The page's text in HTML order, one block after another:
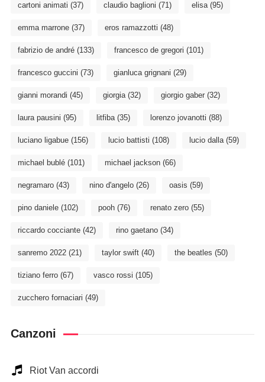
cartoni animati (37) claudio baglioni (71) elisa(95)
emma marrone(37) eros ramazzotti (48)
fabrizio de andré(133) francesco de gregori (101)
francesco guccini (73) gianluca grignani (29)
gianni morandi (45) giorgia(32) giorgio gaber(32)
laura pausini (95) litfiba(35) lorenzo jovanotti (88)
luciano ligabue(156) lucio battisti (108) lucio dalla(59)
michael bublé(101) michael jackson(66)
negramaro(43) nino d'angelo(26) oasis (59)
pino daniele(102) pooh(76) renato zero(55)
riccardo cocciante(42) rino gaetano(34)
sanremo 2022(21) taylor swift(40) the beatles (50)
tiziano ferro(67) vasco rossi (105)
zucchero fornaciari (49)
Canzoni
Riot Van accordi